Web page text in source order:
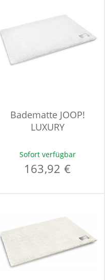
Badematte JOOP!
LUXURY
Sofort verfügbar
163,92 €